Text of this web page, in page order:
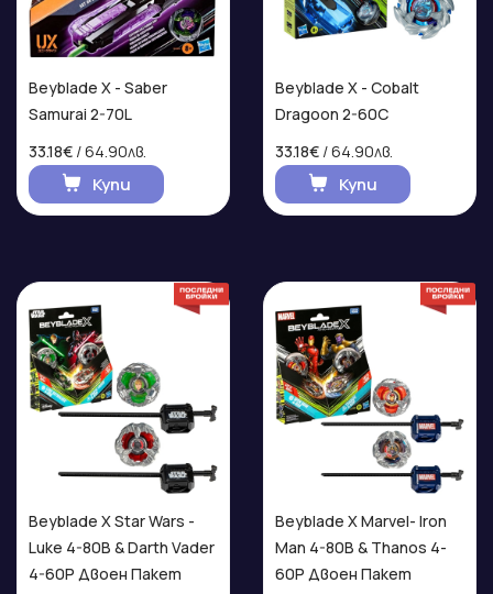
Beyblade X - Saber
Samurai 2-70L
33.18€ / 64.90лв.
Купи
Beyblade X - Cobalt
Dragoon 2-60C
33.18€ / 64.90лв.
Купи
Beyblade X Star Wars -
Luke 4-80B & Darth Vader
4-60P Двоен Пакет
Beyblade X Marvel- Iron
Man 4-80B & Thanos 4-
60P Двоен Пакет